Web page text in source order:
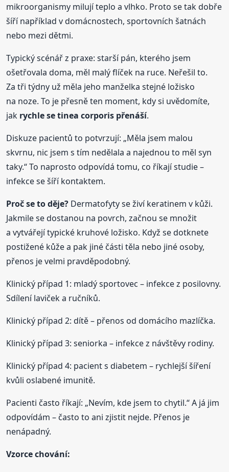
mikroorganismy milují teplo a vlhko. Proto se tak dobře
šíří například v domácnostech, sportovních šatnách
nebo mezi dětmi.
Typický scénář z praxe: starší pán, kterého jsem
ošetřovala doma, měl malý flíček na ruce. Neřešil to.
Za tři týdny už měla jeho manželka stejné ložisko
na noze. To je přesně ten moment, kdy si uvědomíte,
jak rychle se tinea corporis přenáší.
Diskuze pacientů to potvrzují: „Měla jsem malou
skvrnu, nic jsem s tím nedělala a najednou to měl syn
taky.“ To naprosto odpovídá tomu, co říkají studie –
infekce se šíří kontaktem.
Proč se to děje? Dermatofyty se živí keratinem v kůži.
Jakmile se dostanou na povrch, začnou se množit
a vytvářejí typické kruhové ložisko. Když se dotknete
postižené kůže a pak jiné části těla nebo jiné osoby,
přenos je velmi pravděpodobný.
Klinický případ 1: mladý sportovec – infekce z posilovny.
Sdílení laviček a ručníků.
Klinický případ 2: dítě – přenos od domácího mazlíčka.
Klinický případ 3: seniorka – infekce z návštěvy rodiny.
Klinický případ 4: pacient s diabetem – rychlejší šíření
kvůli oslabené imunitě.
Pacienti často říkají: „Nevím, kde jsem to chytil.“ A já jim
odpovídám – často to ani zjistit nejde. Přenos je
nenápadný.
Vzorce chování: